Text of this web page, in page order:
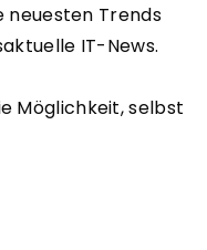
neuesten Trends
IT-News.
Möglichkeit, selbst